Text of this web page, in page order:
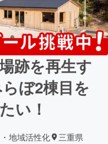
跡を再生す
ぼ2棟目を
い！
地域活性化 三重県